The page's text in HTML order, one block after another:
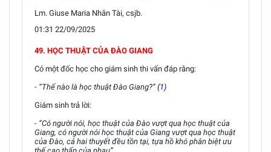
Lm. Giuse Maria Nhân Tài, csjb.
01:31 22/09/2025
49. HỌC THUẬT CỦA ĐÀO GIANG
Có một đốc học cho giám sinh thi vấn đáp rằng:
- “Thế nào là học thuật Đào Giang?” (1)
Giám sinh trả lời:
- “Có người nói, học thuật của Đào vượt qua học thuật của
Giang, có người nói học thuật của Giang vượt qua học thuật
của Đào, cả hai thuyết đều tồn tại, tựa hồ khó phân biệt ưu